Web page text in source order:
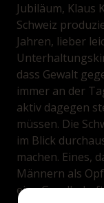
Jubiläum, Klaus
Schweiz
Jahren, lieber
dass Gewalt
immer an der
aktiv dagegen
müssen. Die
im Blick
machen. Eines,
Männern als
eine